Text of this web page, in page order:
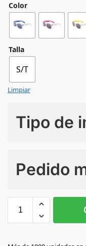
Color
Talla
S/T
Limpiar
Tipo de
Pedido